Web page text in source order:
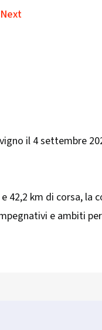
il 4 settembre
42,2 km di corsa, la
e ambiti